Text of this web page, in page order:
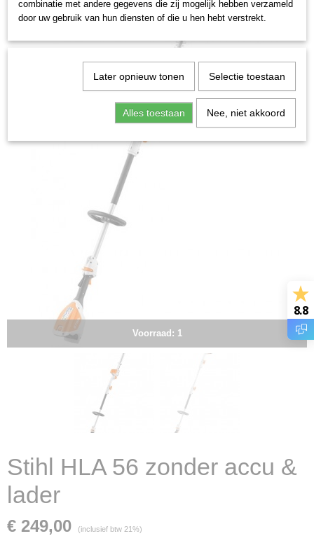
Voorraad: 1
Stihl HLA 56 zonder accu &
lader
€ 249,00 (inclusief btw 21%)
8.8
combinatie met andere gegevens die zij mogelijk hebben verzameld
door uw gebruik van hun diensten of die u hen hebt verstrekt.
Later opnieuw tonen Selectie toestaan
Alles toestaan Nee, niet akkoord